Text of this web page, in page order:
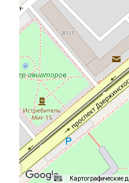
Картографические